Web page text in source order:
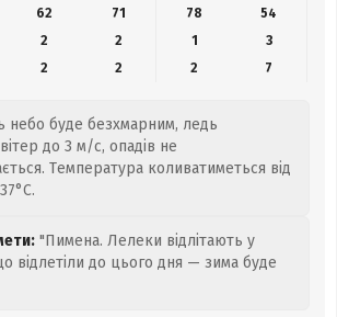
62
71 78 54
2
2 1
3
2
2 2 7
небо буде безхмарним, ледь
до 3 м/с, опадів не
Температура коливатиметься від
"Пимена. Лелеки відлітають у
відлетіли до цього дня — зима буде